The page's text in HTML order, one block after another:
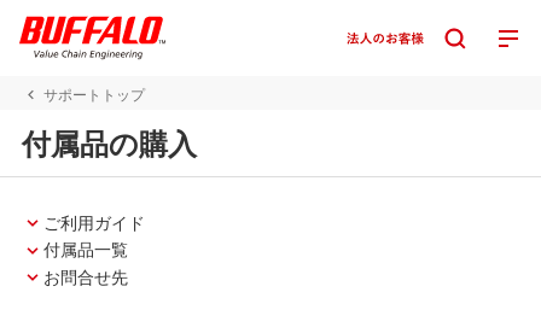
サポートトップ
付属品の購入
ご利用ガイド
付属品一覧
お問合せ先